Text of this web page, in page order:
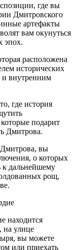
где вы
Дмитровского
артефакты
вам окунуться
эпох.
расположена
исторических
и внутренним
где история
подарит
Дмитрова.
вы
о которых
к дальнейшему
рощ,
находится
на улице
вы можете
или приехать